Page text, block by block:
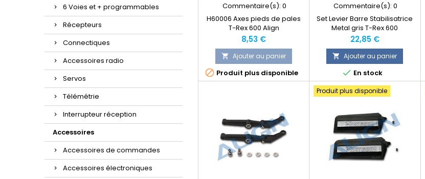
6 Voies et + programmables
Récepteurs
Connectiques
Accessoires radio
Servos
Télémétrie
Interrupteur réception
Accessoires
Accessoires de commandes
Accessoires électroniques
Commentaire(s): 0
H60006 Axes pieds de pales
T-Rex 600 Align
Prix
8,53 €
 Ajouter au panier
 Produit plus disponible
Commentaire(s): 0
Set Levier Barre Stabilisatrice
Metal gris T-Rex 600
Prix
22,85 €
 Ajouter au panier
 En stock
Produit plus disponible